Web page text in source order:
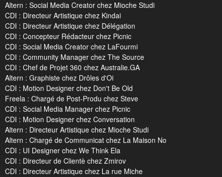
Altern : Social Media Creator chez Mioche Studi
CDI : Directeur Artistique chez Kindai
CDI : Directeur Artistique chez Délégation
CDI : Concepteur Rédacteur chez Picnic
CDI : Social Media Creator chez LaFourmi
CDI : Community Manager chez The Source
CDI : Chef de Projet 360 chez Australie.GA
Altern : Graphiste chez Drôles d'Oi
CDI : Motion Designer chez Don't Be Old
Freela : Chargé de Post-Produ chez Steve
CDI : Social Media Manager chez Picnic
CDI : Motion Designer chez Conversation
Altern : Directeur Artistique chez Mioche Studi
Altern : Chargé de Communicat chez La Maison No
CDI : UI Designer chez We Think Ela
CDI : Directeur de Clientè chez Zmirov
CDI : Directeur Artistique chez La rue Miche